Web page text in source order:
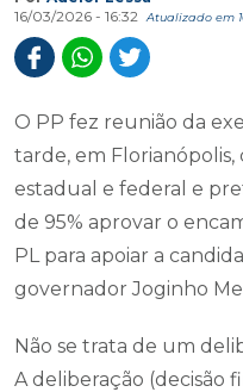
16/03/2026 - 16:32
Atualizado em
O PP fez reunião da
tarde, em
estadual e federal e
de 95% aprovar o
PL para apoiar a
governador Joginho
Não se trata de um
A deliberação (decisão